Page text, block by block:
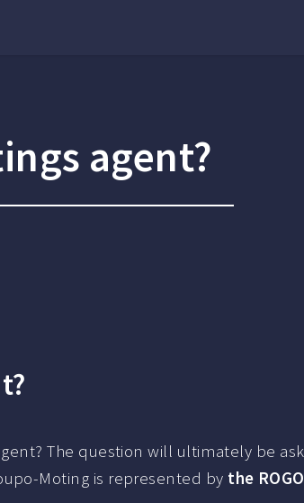
agent?
The question will ultimately be
Moting is represented by the